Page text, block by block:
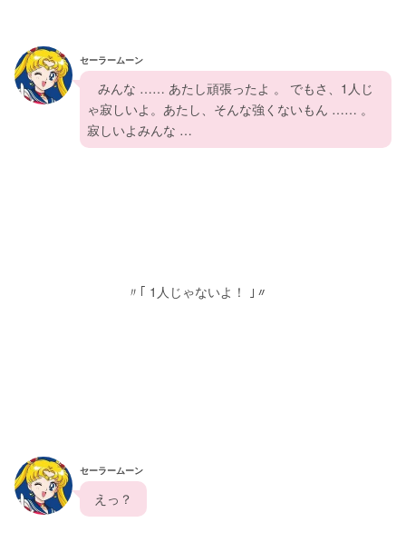
セーラームーン
ゃ寂しいよ。あたし、そんな強くないもん …… 。
寂しいよみんな …
                               〃｢ 1人じゃないよ！ ｣〃
セーラームーン
  えっ？